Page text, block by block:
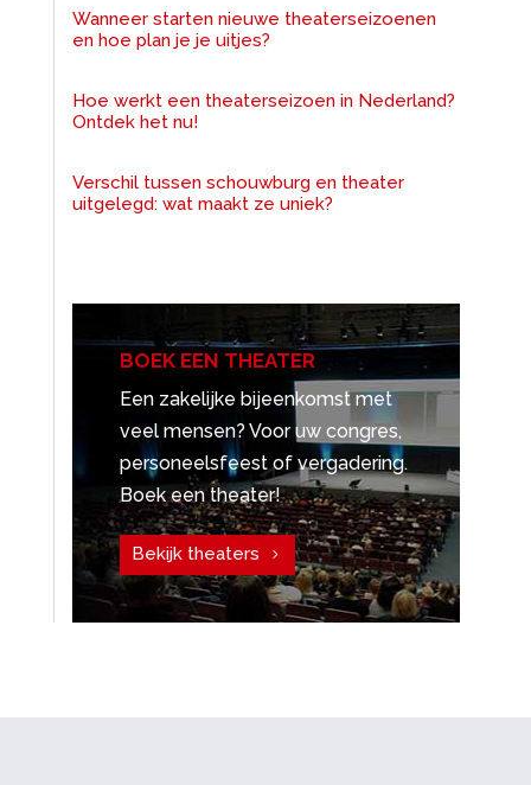
Wanneer starten nieuwe theaterseizoenen
en hoe plan je je uitjes?
Hoe werkt een theaterseizoen in Nederland?
Ontdek het nu!
Verschil tussen schouwburg en theater
uitgelegd: wat maakt ze uniek?
BOEK EEN THEATER
Een zakelijke bijeenkomst met
veel mensen? Voor uw congres,
personeelsfeest of vergadering.
Boek een theater!
Bekijk theaters